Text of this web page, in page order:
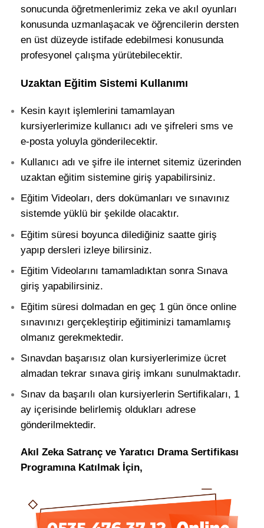
sonucunda öğretmenlerimiz zeka ve akıl oyunları
konusunda uzmanlaşacak ve öğrencilerin dersten
en üst düzeyde istifade edebilmesi konusunda
profesyonel çalışma yürütebilecektir.
Uzaktan Eğitim Sistemi Kullanımı
Kesin kayıt işlemlerini tamamlayan
kursiyerlerimize kullanıcı adı ve şifreleri sms ve
e-posta yoluyla gönderilecektir.
Kullanıcı adı ve şifre ile internet sitemiz üzerinden
uzaktan eğitim sistemine giriş yapabilirsiniz.
Eğitim Videoları, ders dokümanları ve sınavınız
sistemde yüklü bir şekilde olacaktır.
Eğitim süresi boyunca dilediğiniz saatte giriş
yapıp dersleri izleye bilirsiniz.
Eğitim Videolarını tamamladıktan sonra Sınava
giriş yapabilirsiniz.
Eğitim süresi dolmadan en geç 1 gün önce online
sınavınızı gerçekleştirip eğitiminizi tamamlamış
olmanız gerekmektedir.
Sınavdan başarısız olan kursiyerlerimize ücret
almadan tekrar sınava giriş imkanı sunulmaktadır.
Sınav da başarılı olan kursiyerlerin Sertifikaları, 1
ay içerisinde belirlemiş oldukları adrese
gönderilmektedir.
Akıl Zeka Satranç ve Yaratıcı Drama Sertifikası
Programına Katılmak İçin,